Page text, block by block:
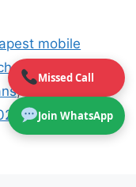
Missed Call
Join WhatsApp
mobile
plans
,